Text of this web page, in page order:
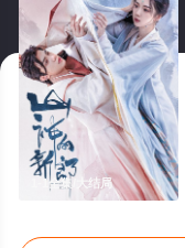
1-1全集/大结局